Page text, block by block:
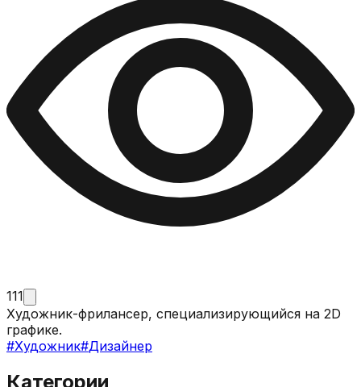
111
Художник-фрилансер, специализирующийся на 2D
графике.
#Художник#Дизайнер
Категории